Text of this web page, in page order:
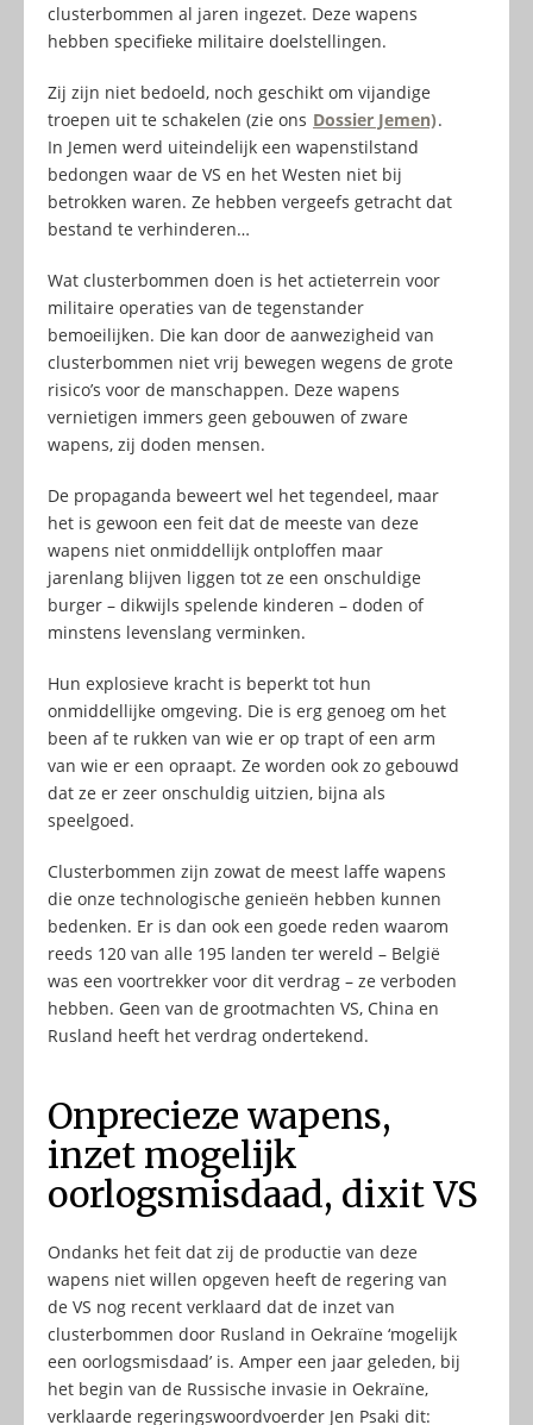
clusterbommen al jaren ingezet. Deze wapens
hebben specifieke militaire doelstellingen.
Zij zijn niet bedoeld, noch geschikt om vijandige
troepen uit te schakelen (zie ons Dossier Jemen).
In Jemen werd uiteindelijk een wapenstilstand
bedongen waar de VS en het Westen niet bij
betrokken waren. Ze hebben vergeefs getracht dat
bestand te verhinderen…
Wat clusterbommen doen is het actieterrein voor
militaire operaties van de tegenstander
bemoeilijken. Die kan door de aanwezigheid van
clusterbommen niet vrij bewegen wegens de grote
risico’s voor de manschappen. Deze wapens
vernietigen immers geen gebouwen of zware
wapens, zij doden mensen.
De propaganda beweert wel het tegendeel, maar
het is gewoon een feit dat de meeste van deze
wapens niet onmiddellijk ontploffen maar
jarenlang blijven liggen tot ze een onschuldige
burger – dikwijls spelende kinderen – doden of
minstens levenslang verminken.
Hun explosieve kracht is beperkt tot hun
onmiddellijke omgeving. Die is erg genoeg om het
been af te rukken van wie er op trapt of een arm
van wie er een opraapt. Ze worden ook zo gebouwd
dat ze er zeer onschuldig uitzien, bijna als
speelgoed.
Clusterbommen zijn zowat de meest laffe wapens
die onze technologische genieën hebben kunnen
bedenken. Er is dan ook een goede reden waarom
reeds 120 van alle 195 landen ter wereld – België
was een voortrekker voor dit verdrag – ze verboden
hebben. Geen van de grootmachten VS, China en
Rusland heeft het verdrag ondertekend.
Onprecieze wapens,
inzet mogelijk
oorlogsmisdaad, dixit VS
Ondanks het feit dat zij de productie van deze
wapens niet willen opgeven heeft de regering van
de VS nog recent verklaard dat de inzet van
clusterbommen door Rusland in Oekraïne ‘mogelijk
een oorlogsmisdaad’ is. Amper een jaar geleden, bij
het begin van de Russische invasie in Oekraïne,
verklaarde regeringswoordvoerder Jen Psaki dit: